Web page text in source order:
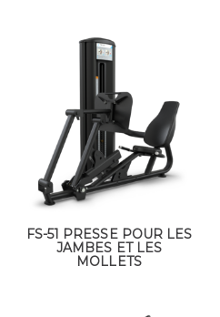
FS-51 PRESSE POUR LES
JAMBES ET LES
MOLLETS